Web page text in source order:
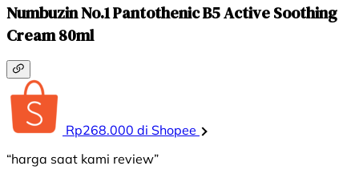
Numbuzin No.1 Pantothenic B5 Active Soothing
Cream 80ml
Rp268.000 di Shopee
“harga saat kami review”